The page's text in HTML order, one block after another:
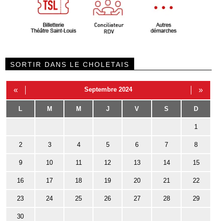
SORTIR DANS LE CHOLETAIS
« Septembre 2024 »
L M M J V S D
1
2 3 4 5 6 7 8
9 10 11 12 13 14 15
16 17 18 19 20 21 22
23 24 25 26 27 28 29
30